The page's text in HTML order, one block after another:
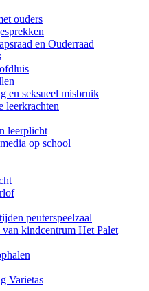
ouders
en Ouderraad
en seksueel misbruik
leerkrachten
leerplicht
op school
peuterspeelzaal
van kindcentrum Het Palet
Varietas